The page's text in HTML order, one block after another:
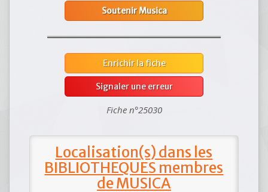
Soutenir Musica
Enrichir la fiche
Signaler une erreur
Fiche n°25030
Localisation(s) dans les
BIBLIOTHEQUES membres
de MUSICA